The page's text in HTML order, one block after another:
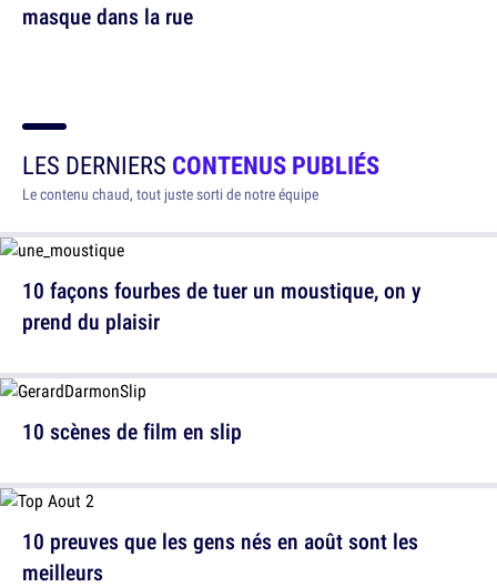
masque dans la rue
LES DERNIERS CONTENUS PUBLIÉS
Le contenu chaud, tout juste sorti de notre équipe
10 façons fourbes de tuer un moustique, on y
prend du plaisir
10 preuves que les gens nés en août sont les
meilleurs
10 scènes de film en slip